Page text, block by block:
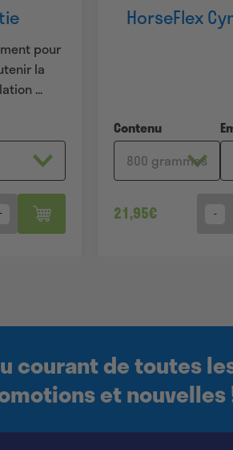
pour
la
...
HorseFlex
Contenu
21,95€
courant de toutes
et nouvelles